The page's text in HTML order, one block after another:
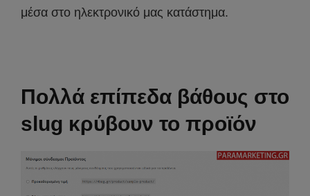
μέσα στο ηλεκτρονικό μας κατάστημα.
Πολλά επίπεδα βάθους στο
slug κρύβουν το προϊόν